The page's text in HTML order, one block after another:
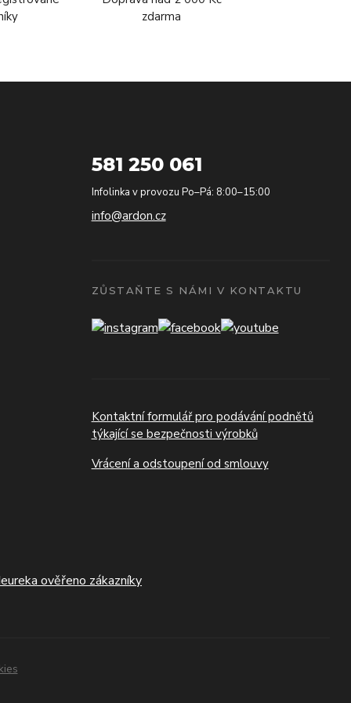
zdarma
581 250 061
Infolinka v provozu Po–Pá: 8:00–15:00
info@ardon.cz
ZŮSTAŇTE S NÁMI V KONTAKTU
Kontaktní formulář pro podávání podnětů
týkající se bezpečnosti výrobků
Vrácení a odstoupení od smlouvy